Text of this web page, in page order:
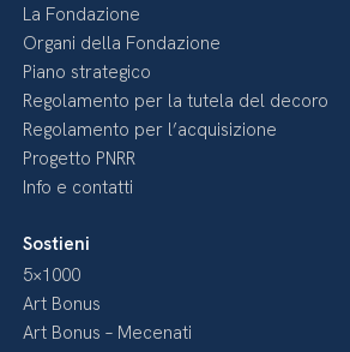
La Fondazione
Organi della Fondazione
Piano strategico
Regolamento per la tutela del decoro
Regolamento per l’acquisizione
Progetto PNRR
Info e contatti
Sostieni
5×1000
Art Bonus
Art Bonus – Mecenati